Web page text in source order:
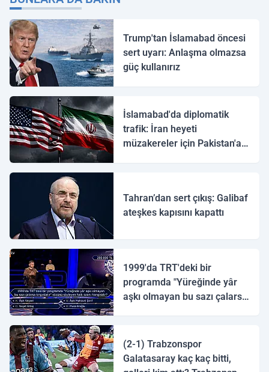
Trump'tan İslamabad öncesi
sert uyarı: Anlaşma olmazsa
güç kullanırız
İslamabad'da diplomatik
trafik: İran heyeti
müzakereler için Pakistan'a
Tahran’dan sert çıkış: Galibaf
ateşkes kapısını kapattı
1999'da TRT'deki bir
programda "Yüreğinde yâr
aşkı olmayan bu sazı çalarsa
(2-1) Trabzonspor
Galatasaray kaç kaç bitti,